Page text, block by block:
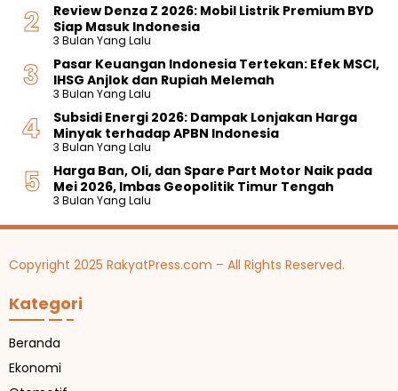
Review Denza Z 2026: Mobil Listrik Premium BYD
Siap Masuk Indonesia
3 Bulan Yang Lalu
Pasar Keuangan Indonesia Tertekan: Efek MSCI,
IHSG Anjlok dan Rupiah Melemah
3 Bulan Yang Lalu
Subsidi Energi 2026: Dampak Lonjakan Harga
Minyak terhadap APBN Indonesia
3 Bulan Yang Lalu
Harga Ban, Oli, dan Spare Part Motor Naik pada
Mei 2026, Imbas Geopolitik Timur Tengah
3 Bulan Yang Lalu
Copyright 2025 RakyatPress.com – All Rights Reserved.
Kategori
Beranda
Ekonomi